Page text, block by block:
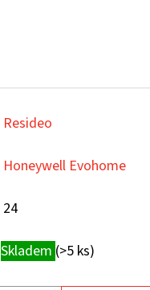
Resideo
Honeywell Evohome
24
Skladem (>5 ks)